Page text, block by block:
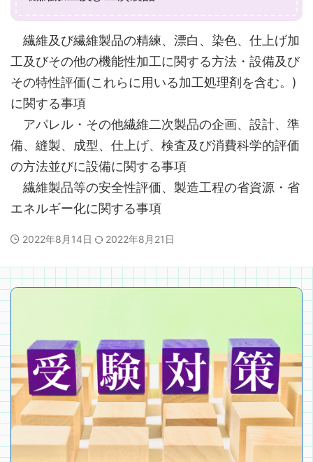
繊維及び繊維製品の精練、漂白、染色、仕上げ加
工及びその他の機能性加工に関する方法・設備及び
その特性評価(これらに用いる加工処理剤を含む。)
に関する事項
アパレル・その他繊維二次製品の企画、設計、準
備、縫製、成型、仕上げ、検査及び消費科学的評価
の方法並びに設備に関する事項
繊維製品等の安全性評価、製造工程の省資源・省
エネルギー化に関する事項
2022年8月14日 2022年8月21日